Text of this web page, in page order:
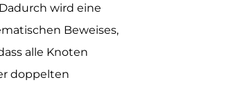
wird eine
Beweises,
alle Knoten
doppelten